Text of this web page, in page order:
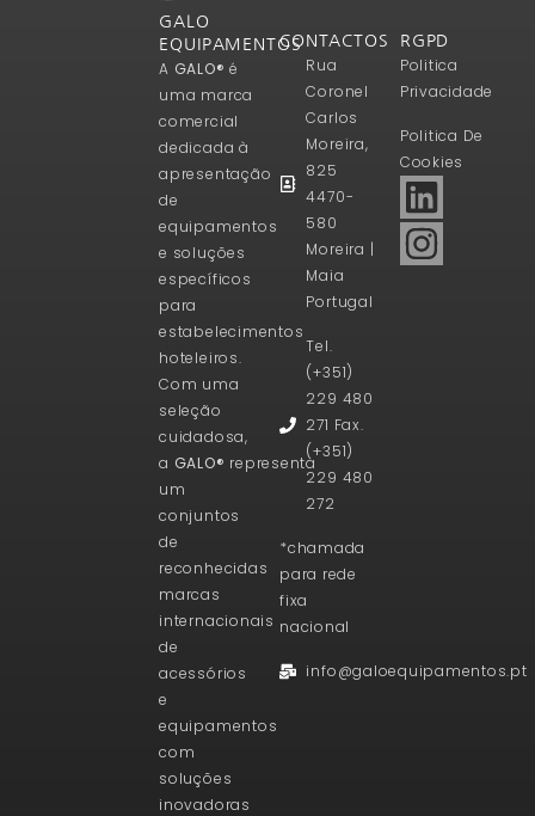
GALO
EQUIPAMENTOS
A GALO® é
uma marca
comercial
dedicada à
apresentação
de
equipamentos
e soluções
específicos
para
estabelecimentos
hoteleiros.
Com uma
seleção
cuidadosa,
a GALO® representa
um
conjuntos
de
reconhecidas
marcas
internacionais
de
acessórios
e
equipamentos
com
soluções
inovadoras
CONTACTOS
Rua
Coronel
Carlos
Moreira,
825
4470-
580
Moreira |
Maia
Portugal
Tel.
(+351)
229 480
271 Fax.
(+351)
229 480
272
*chamada
para rede
fixa
nacional
info@galoequipamentos.pt
RGPD
Politica
Privacidade
Politica De
Cookies